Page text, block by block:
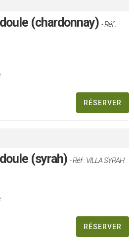
(chardonnay) - Réf :
RÉSERVER
(syrah) - Réf : VILLA SYRAH
RÉSERVER